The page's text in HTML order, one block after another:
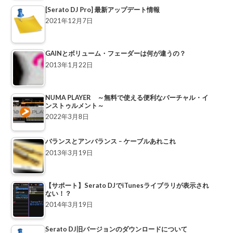
[Serato DJ Pro] 最新アップデート情報
2021年12月7日
GAINとボリューム・フェーダーは何が違うの？
2013年1月22日
NUMA PLAYER ～無料で使える便利なバーチャル・イ
ンストゥルメント～
2022年3月8日
バランスとアンバランス – ケーブルあれこれ
2013年3月19日
【サポート】Serato DJでiTunesライブラリが表示され
ない！？
2014年3月19日
Serato DJ旧バージョンのダウンロードについて